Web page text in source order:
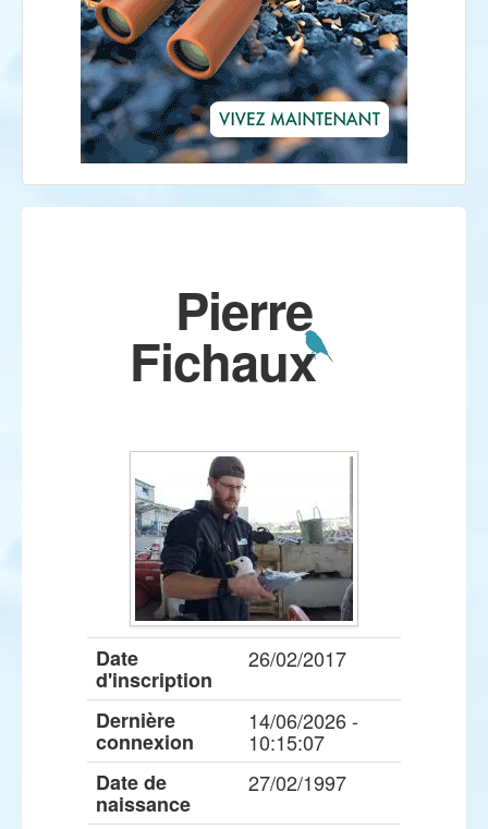
Pierre
Fichaux
Date
d'inscription
26/02/2017
Dernière
connexion
14/06/2026 -
10:15:07
Date de
naissance
27/02/1997